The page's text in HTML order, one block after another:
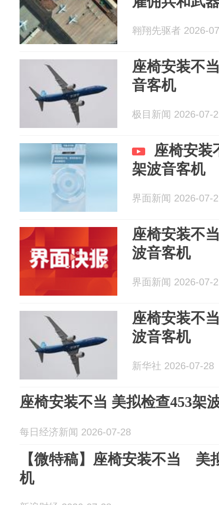
翱翔先驱者 2026-
座椅安装不
音客机
极目新闻 2026-07-
座椅安装
架波音客机
界面新闻 2026-07-
座椅安装不
波音客机
界面新闻 2026-07-
座椅安装不
波音客机
新华社 2026-07-28
座椅安装不当 美拟检查453架
每日经济新闻 2026-07-28
【微特稿】座椅安装不当 美
机